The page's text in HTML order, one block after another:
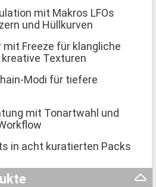
mit Makros LFOs
und Hüllkurven
mit Freeze für klangliche
Texturen
Modi für tiefere
mit Tonartwahl und
in acht kuratierten Packs